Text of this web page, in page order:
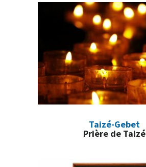
principale
Taizé-Gebet
Prière de Taizé